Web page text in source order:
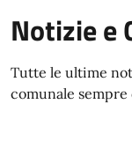
Notizie e
Tutte le ultime
comunale